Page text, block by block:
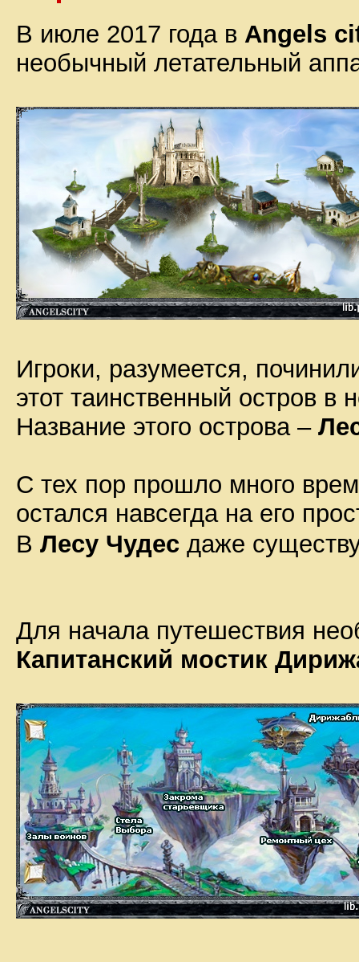
В июле 2017 года в Angels
необычный летательный
Игроки, разумеется,
этот таинственный остров
Название этого острова –
С тех пор прошло много
остался навсегда на его
В Лесу Чудес даже
Для начала путешествия
Капитанский мостик